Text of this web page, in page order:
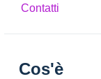
Contatti
Cos'è